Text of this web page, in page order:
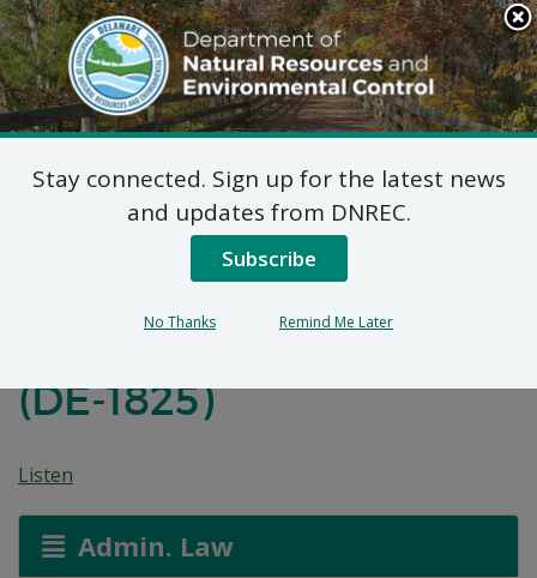
Search
This
Site
DNREC Menu
Plan de Acción
Correctivo Propuesto
para el Sitio de Clifford
(DE-1825)
Listen
Admin. Law
Stay connected. Sign up for the latest news
and updates from DNREC.
Subscribe
No Thanks Remind Me Later